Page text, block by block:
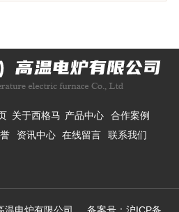
关于西格马 产品中心
合作案例
资讯中心 在线留言 联系我们